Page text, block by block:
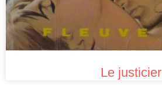
Le justicier